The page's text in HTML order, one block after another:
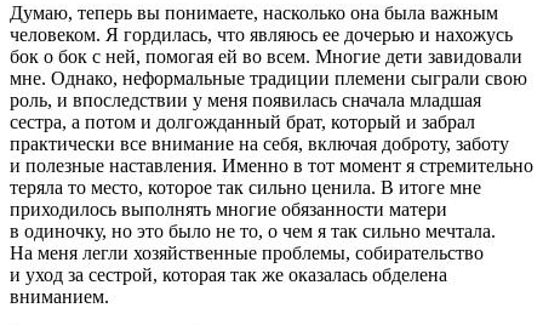
Думаю, теперь вы понимаете, насколько она была важным
человеком. Я гордилась, что являюсь ее дочерью и нахожусь
бок о бок с ней, помогая ей во всем. Многие дети завидовали
мне. Однако, неформальные традиции племени сыграли свою
роль, и впоследствии у меня появилась сначала младшая
сестра, а потом и долгожданный брат, который и забрал
практически все внимание на себя, включая доброту, заботу
и полезные наставления. Именно в тот момент я стремительно
теряла то место, которое так сильно ценила. В итоге мне
приходилось выполнять многие обязанности матери
в одиночку, но это было не то, о чем я так сильно мечтала.
На меня легли хозяйственные проблемы, собирательство
и уход за сестрой, которая так же оказалась обделена
вниманием.